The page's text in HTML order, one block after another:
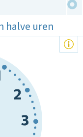
halve uren